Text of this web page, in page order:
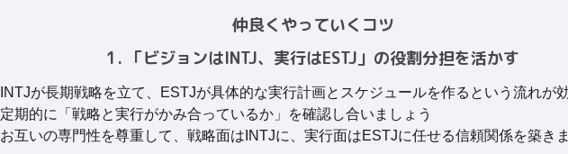
仲良くやっていくコツ
1. 「ビジョンはINTJ、実行はESTJ」の役割分担を活かす
INTJが長期戦略を立て、ESTJが具体的な実行計画とスケジュールを作るという流れが
定期的に「戦略と実行がかみ合っているか」を確認し合いましょう
お互いの専門性を尊重して、戦略面はINTJに、実行面はESTJに任せる信頼関係を築き